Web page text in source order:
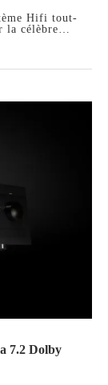
Hifi tout-
la célèbre…
7.2 Dolby